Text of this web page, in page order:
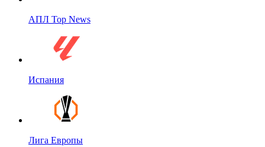
АПЛ Top News
Испания
Лига Европы